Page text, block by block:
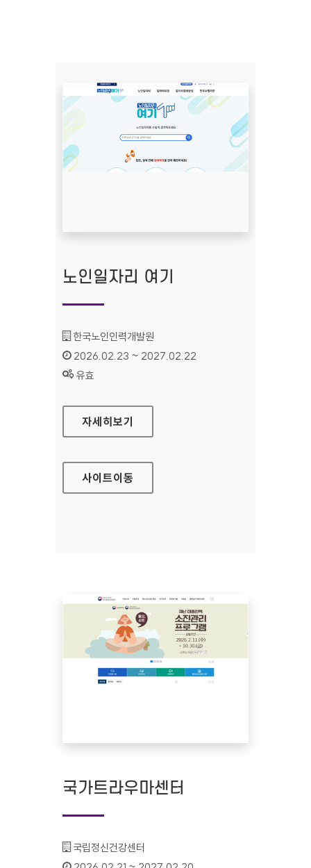
노인일자리 여기
기관명 :
한국노인인력개발원
인증기간 :
2026.02.23 ~ 2027.02.22
상태 :
유효
노인일자리 여기
자세히보기
사이트이동
국가트라우마센터
기관명 :
국립정신건강센터